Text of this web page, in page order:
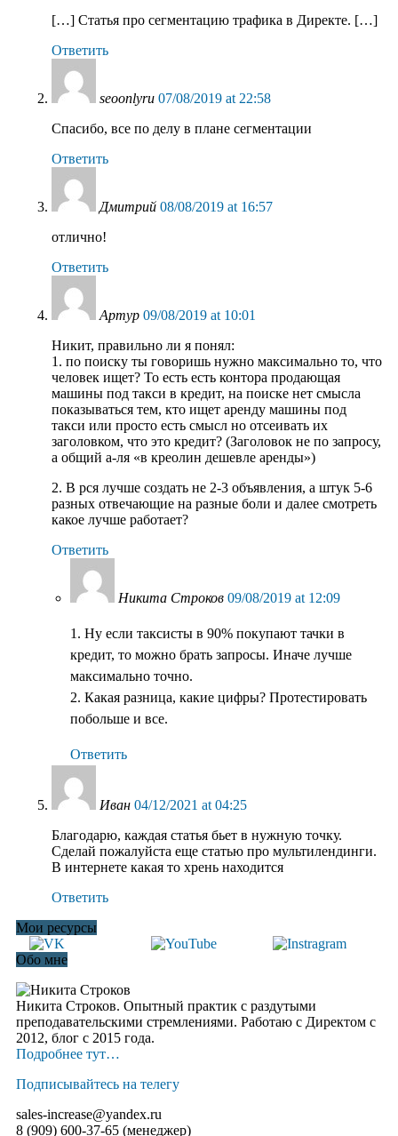
[…] Статья про сегментацию трафика в Директе. […]
Ответить
seoonlyru 07/08/2019 at 22:58
Спасибо, все по делу в плане сегментации
Ответить
Дмитрий 08/08/2019 at 16:57
отлично!
Ответить
Артур 09/08/2019 at 10:01
Никит, правильно ли я понял:
1. по поиску ты говоришь нужно максимально то, что
человек ищет? То есть есть контора продающая
машины под такси в кредит, на поиске нет смысла
показываться тем, кто ищет аренду машины под
такси или просто есть смысл но отсеивать их
заголовком, что это кредит? (Заголовок не по запросу,
а общий а-ля «в креолин дешевле аренды»)
2. В рся лучше создать не 2-3 объявления, а штук 5-6
разных отвечающие на разные боли и далее смотреть
какое лучше работает?
Ответить
Никита Строков 09/08/2019 at 12:09
1. Ну если таксисты в 90% покупают тачки в
кредит, то можно брать запросы. Иначе лучше
максимально точно.
2. Какая разница, какие цифры? Протестировать
побольше и все.
Ответить
Иван 04/12/2021 at 04:25
Благодарю, каждая статья бьет в нужную точку.
Сделай пожалуйста еще статью про мультилендинги.
В интернете какая то хрень находится
Ответить
Мои ресурсы
Обо мне
Никита Строков. Опытный практик с раздутыми
преподавательскими стремлениями. Работаю с Директом с
2012, блог c 2015 года.
Подробнее тут…
Подписывайтесь на телегу
sales-increase@yandex.ru
8 (909) 600-37-65 (менеджер)